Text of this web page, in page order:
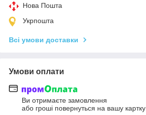
Нова Пошта
Укрпошта
Всі умови доставки
Умови оплати
Ви отримаєте замовлення
або гроші повернуться на вашу картку